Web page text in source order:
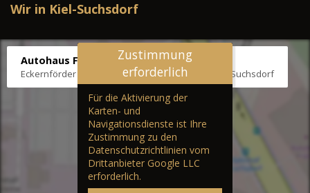
Wir in Kiel-Suchsdorf
Autohaus Fräter
Eckernförder Str. /Klausbrooker Weg 1, 24107 Kiel-Suchsdorf
Zustimmung
erforderlich
Für die Aktivierung der
Karten- und
Navigationsdienste ist Ihre
Zustimmung zu den
Datenschutzrichtlinien vom
Drittanbieter Google LLC
erforderlich.